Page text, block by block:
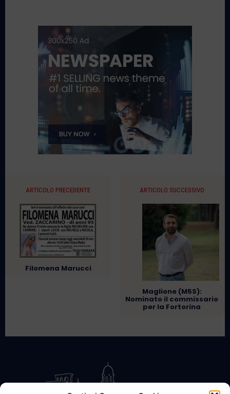
ARTICOLO PRECEDENTE
Filomena Marucci
ARTICOLO SUCCESSIVO
Maglione (M5S):
Nominato il commissario
per la Fortorina